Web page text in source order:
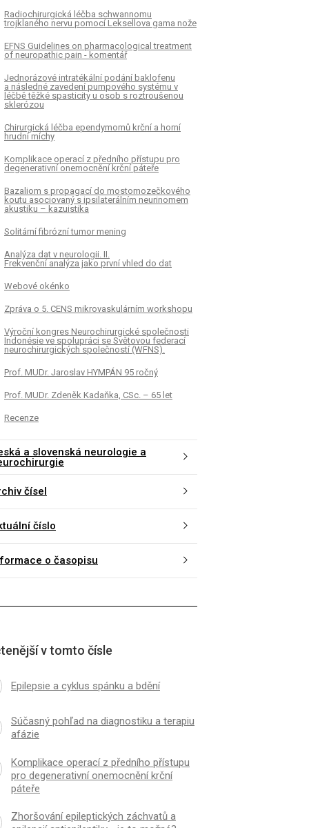
Radiochirurgická léčba schwannomu
trojklaného nervu pomocí Leksellova gama nože
EFNS Guidelines on pharmacological treatment
of neuropathic pain - komentář
Jednorázové intratékální podání baklofenu
a následné zavedení pumpového systému v
léčbě těžké spasticity u osob s roztroušenou
sklerózou
Chirurgická léčba ependymomů krční a horní
hrudní míchy
Komplikace operací z předního přístupu pro
degenerativní onemocnění krční páteře
Bazaliom s propagací do mostomozečkového
koutu asociovaný s ipsilaterálním neurinomem
akustiku – kazuistika
Solitární fibrózní tumor mening
Analýza dat v neurologii. II.
Frekvenční analýza jako první vhled do dat
Webové okénko
Zpráva o 5. CENS mikrovaskulárním workshopu
Výroční kongres Neurochirurgické společnosti
Indonésie ve spolupráci se Světovou federací
neurochirurgických společností (WFNS).
Prof. MUDr. Jaroslav HYMPÁN 95 ročný
Prof. MUDr. Zdeněk Kadaňka, CSc. – 65 let
Recenze
a slovenská neurologie a
čísel
číslo
o časopisu
v tomto čísle
Epilepsie a cyklus spánku a bdění
Súčasný pohľad na diagnostiku a terapiu
afázie
Komplikace operací z předního přístupu
pro degenerativní onemocnění krční
páteře
Zhoršování epileptických záchvatů a